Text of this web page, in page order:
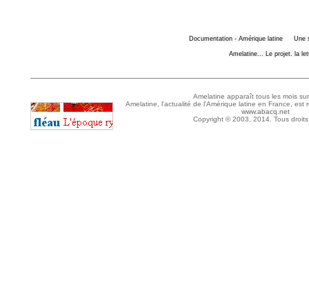
Documentation - Amérique latine Une
Amelatine... Le projet. la
Amelatine apparaît tous les mois
Amelatine, l'actualité de l'Amérique latine en France, est
www.abacq.net
Copyright © 2003, 2014. Tous